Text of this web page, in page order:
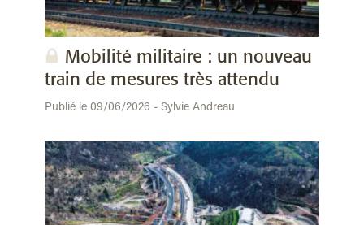
Mobilité militaire : un nouveau
train de mesures très attendu
Publié le 09/06/2026 - Sylvie Andreau